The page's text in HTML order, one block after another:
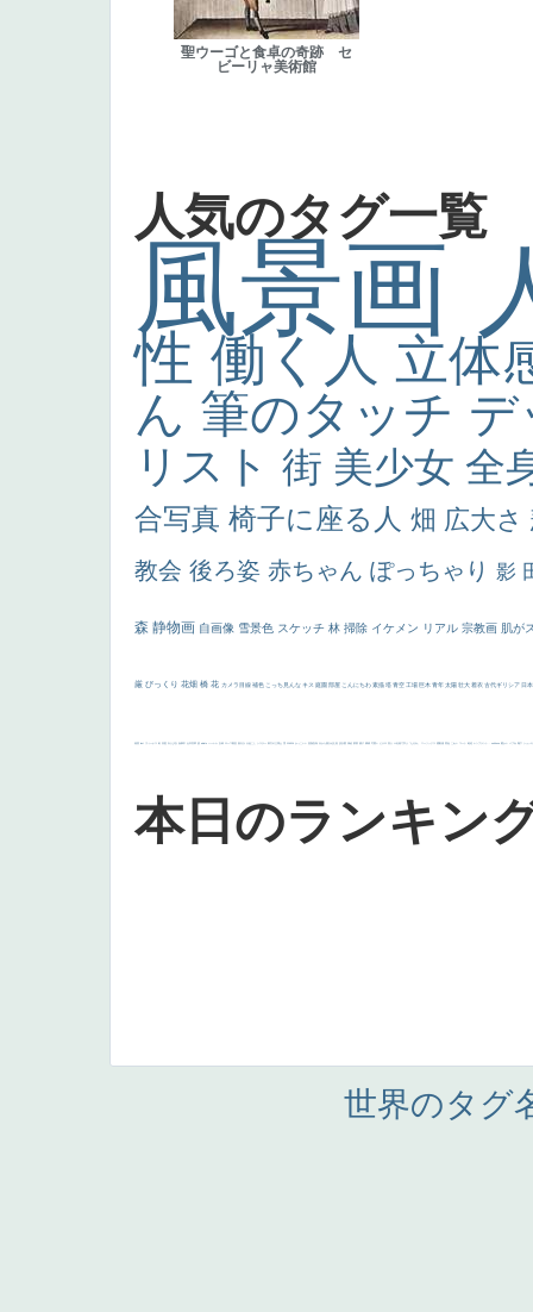
聖ウーゴと食卓の奇跡 セ
ビーリャ美術館
人気のタグ一覧
風景画
性 働く人 立体
ん 筆のタッチ
リスト 街 美少女 全
合写真 椅子に座る人 畑 広大さ
教会 後ろ姿 赤ちゃん ぽっちゃり 影
森 静物画 自画像 雪景色 スケッチ 林 掃除 イケメン リアル 宗教画 肌が
厳 びっくり 花畑 橋 花 カメラ目線 補色 こっち見んな キス 庭園 部屋 こんにちわ 素描 塔 青空 工場 巨木 青年 太陽 壮大 着衣 古代ギリシア 日
画質 last ヴィーナス 剣 白人少女 食事中 山本芳翠 麦 alciato ハーレム 女神 ローマ教皇 奥行き 火起こし シスター 東方の三博士 114514 かっこいい 受胎告知 天から覗き込む顔 設計図 挿絵 群衆 親子 裸婦 可愛い ピサロ ＃名画で学ぶ「たるみ」 ニーソックス 躍動感 黄色 こわい コート 畦道 レンブラント・ sekkusu 暖かい バブみ 靴下 ショッ
本日のランキン
世界のタグ